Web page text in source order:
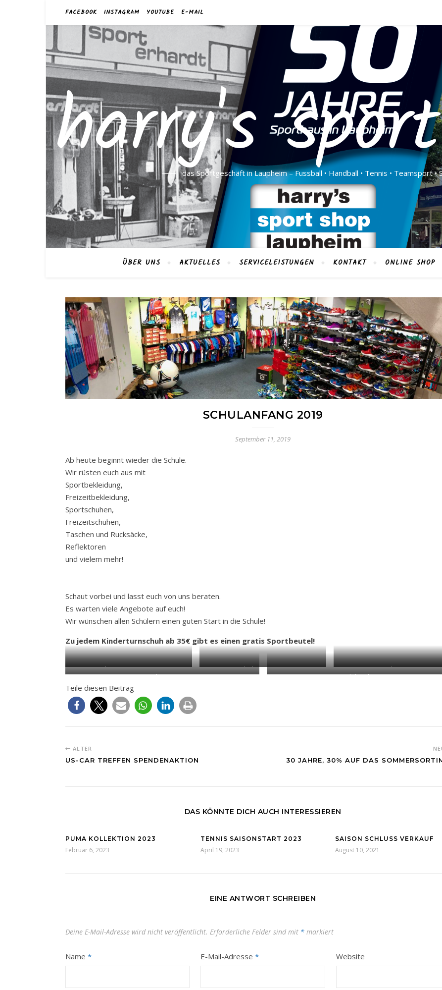
FACEBOOK INSTAGRAM YOUTUBE E-MAIL
harry'sdas Sportgeschäft in Laupheim – Fussball • Handball • Tennis • Teamsport •
ÜBER UNS AKTUELLES SERVICELEISTUNGEN KONTAKT ONLINE SHOP
SCHULANFANG 2019
September 11, 2019
Ab heute beginnt wieder die Schule.
Wir rüsten euch aus mit
Sportbekleidung,
Freizeitbekleidung,
Sportschuhen,
Freizeitschuhen,
Taschen und Rucksäcke,
Reflektoren
und vielem mehr!
Schaut vorbei und lasst euch von uns beraten.
Es warten viele Angebote auf euch!
Wir wünschen allen Schülern einen guten Start in die Schule!
Zu jedem Kinderturnschuh ab 35€ gibt es einen gratis Sportbeutel!
Nike Air 40€ statt 85€ Reebok 39€ statt 45€
Nike 44€
Nike 44€
Adidas ab 29€
Teile diesen Beitrag
ÄLTER
US-CAR TREFFEN SPENDENAKTION 30 JAHRE, 30% AUF DAS
DAS KÖNNTE DICH AUCH INTERESSIEREN
PUMA KOLLEKTION 2023
Februar 6, 2023
TENNIS SAISONSTART 2023
April 19, 2023
SAISON SCHLUSS VERKAUF
August 10, 2021
EINE ANTWORT SCHREIBEN
Deine E-Mail-Adresse wird nicht veröffentlicht. Erforderliche Felder sind mit * markiert
Name * E-Mail-Adresse* Website